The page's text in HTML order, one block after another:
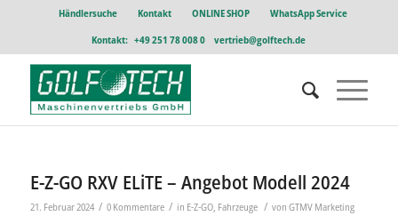
Händlersuche Kontakt ONLINE SHOP
WhatsApp Service
Kontakt: +49 251 78 008 0 vertrieb@golftech.de
E-Z-GO RXV ELiTE – Angebot Modell 2024
21. Februar 2024 / 0 Kommentare / in E-Z-GO, Fahrzeuge / von GTMV Marketing